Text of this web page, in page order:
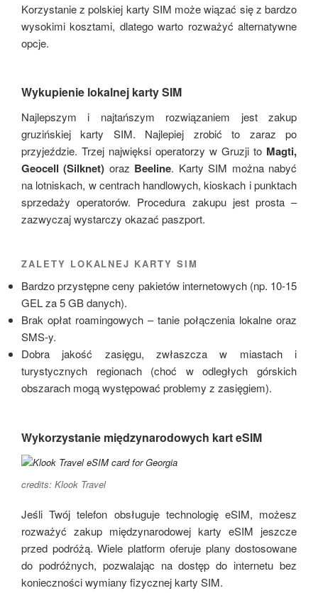
Korzystanie z polskiej karty SIM może wiązać się z bardzo
wysokimi kosztami, dlatego warto rozważyć alternatywne
opcje.
Wykupienie lokalnej karty SIM
Najlepszym i najtańszym rozwiązaniem jest zakup
gruzińskiej karty SIM. Najlepiej zrobić to zaraz po
przyjeździe. Trzej najwięksi operatorzy w Gruzji to Magti,
Geocell (Silknet) oraz Beeline. Karty SIM można nabyć
na lotniskach, w centrach handlowych, kioskach i punktach
sprzedaży operatorów. Procedura zakupu jest prosta –
zazwyczaj wystarczy okazać paszport.
ZALETY LOKALNEJ KARTY SIM
Bardzo przystępne ceny pakietów internetowych (np. 10-15
GEL za 5 GB danych).
Brak opłat roamingowych – tanie połączenia lokalne oraz
SMS-y.
Dobra jakość zasięgu, zwłaszcza w miastach i
turystycznych regionach (choć w odległych górskich
obszarach mogą występować problemy z zasięgiem).
Wykorzystanie międzynarodowych kart eSIM
credits: Klook Travel
Jeśli Twój telefon obsługuje technologię eSIM, możesz
rozważyć zakup międzynarodowej karty eSIM jeszcze
przed podróżą. Wiele platform oferuje plany dostosowane
do podróżnych, pozwalając na dostęp do internetu bez
konieczności wymiany fizycznej karty SIM.